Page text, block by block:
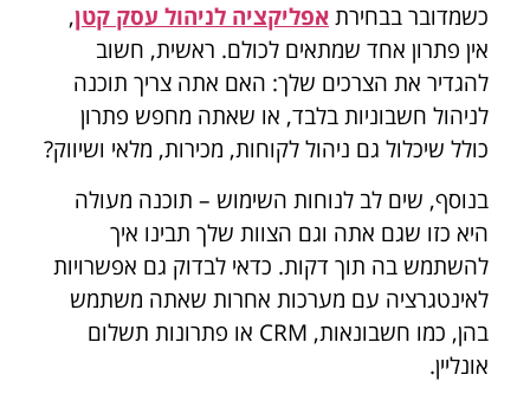
כשמדובר בבחירתאפליקציה לניהול עסק קטן,
אין פתרון אחד שמתאים לכולם. ראשית, חשוב
להגדיר את הצרכים שלך: האם אתה צריך תוכנה
לניהול חשבוניות בלבד, או שאתה מחפש פתרון
כולל שיכלול גם ניהול לקוחות, מכירות, מלאי ושיווק?
בנוסף, שים לב לנוחות השימוש – תוכנה מעולה
היא כזו שגם אתה וגם הצוות שלך תבינו איך
להשתמש בה תוך דקות. כדאי לבדוק גם אפשרויות
לאינטגרציה עם מערכות אחרות שאתה משתמש
בהן, כמו חשבונאות, CRM או פתרונות תשלום
אונליין.